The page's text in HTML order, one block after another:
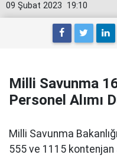
19:10
09 Şubat 2023
Milli Savunma
Personel Alımı
Milli Savunma
555 ve 1115 kontenjan